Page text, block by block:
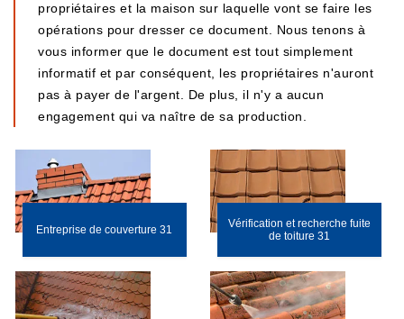
propriétaires et la maison sur laquelle vont se faire les
opérations pour dresser ce document. Nous tenons à
vous informer que le document est tout simplement
informatif et par conséquent, les propriétaires n'auront
pas à payer de l'argent. De plus, il n'y a aucun
engagement qui va naître de sa production.
Entreprise de couverture 31
Vérification et recherche fuite
de toiture 31